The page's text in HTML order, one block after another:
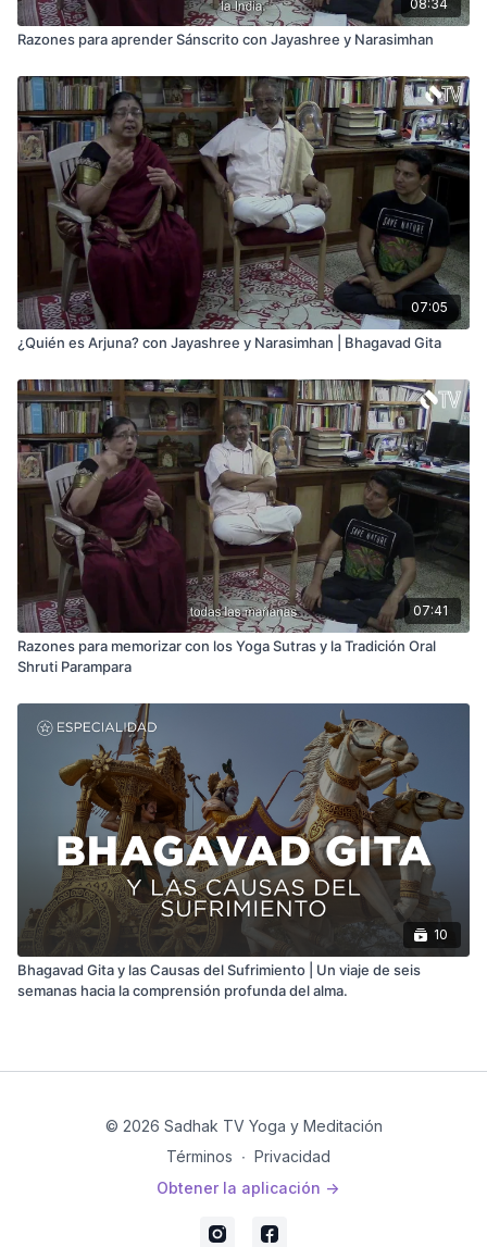
08:34
Razones para aprender Sánscrito con Jayashree y Narasimhan
07:05
¿Quién es Arjuna? con Jayashree y Narasimhan | Bhagavad Gita
07:41
Razones para memorizar con los Yoga Sutras y la Tradición Oral
Shruti Parampara
10
Bhagavad Gita y las Causas del Sufrimiento | Un viaje de seis
semanas hacia la comprensión profunda del alma.
© 2026 Sadhak TV Yoga y Meditación
Términos ∙ Privacidad
Obtener la aplicación ->